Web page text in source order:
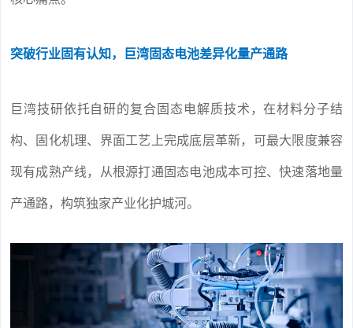
突破行业固有认知，巨湾固态电池差异化量产通路
巨湾技研依托自研的复合固态电解质技术，在材料分子结
构、固化机理、界面工艺上完成底层革新，可最大限度兼容
现有成熟产线，从根源打通固态电池成本可控、快速落地量
产通路，构筑独家产业化护城河。